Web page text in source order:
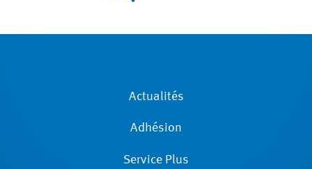
Actualités
Adhésion
Service Plus